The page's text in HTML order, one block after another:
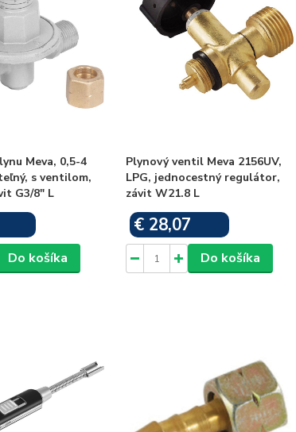
Meva, 0,5-4
s ventilom,
G3/8" L
Do košíka
Plynový ventil Meva 2156UV,
LPG, jednocestný regulátor,
závit W21.8 L
€ 28,07
Do košíka